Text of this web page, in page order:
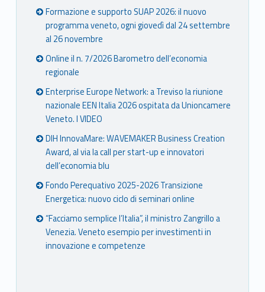
Formazione e supporto SUAP 2026: il nuovo
programma veneto, ogni giovedì dal 24 settembre
al 26 novembre
Online il n. 7/2026 Barometro dell’economia
regionale
Enterprise Europe Network: a Treviso la riunione
nazionale EEN Italia 2026 ospitata da Unioncamere
Veneto. I VIDEO
DIH InnovaMare: WAVEMAKER Business Creation
Award, al via la call per start-up e innovatori
dell’economia blu
Fondo Perequativo 2025-2026 Transizione
Energetica: nuovo ciclo di seminari online
“Facciamo semplice l’Italia”, il ministro Zangrillo a
Venezia. Veneto esempio per investimenti in
innovazione e competenze